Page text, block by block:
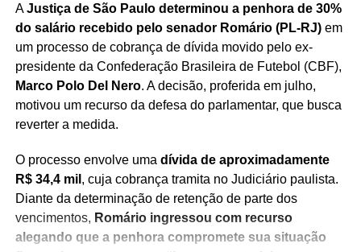
ex-presidente, acusado por Trump de sofrer
“perseguição”.
Na quinta-feira (17), Trump publicou uma carta
endereçada diretamente a Bolsonaro, exigindo o
encerramento imediato do processo contra ele:
“Eu vi o terrível tratamento que você está recebendo nas
O governo americano também ameaça aplicar sanções
contra o ministro Alexandre de Moraes, relator do
processo no STF, e o Departamento de Estado
mencionou o magistrado nominalmente. Eduardo
AJustiça de São Paulo determinou a penhora de 30%
do salário recebido pelo senador Romário (PL-RJ)em
um processo de cobrança de dívida movido pelo ex-
presidente da Confederação Brasileira de Futebol (CBF),
Marco Polo Del Nero. A decisão, proferida em julho,
motivou um recurso da defesa do parlamentar, que busca
reverter a medida.
O processo envolve uma dívida de aproximadamente
R$ 34,4 mil , cuja cobrança tramita no Judiciário paulista.
Diante da determinação de retenção de parte dos
vencimentos, Romário ingressou com recurso
alegando que a penhora compromete sua situação